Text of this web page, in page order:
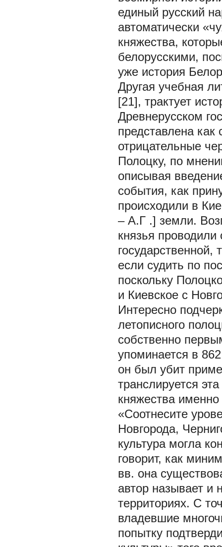
единый русский
автоматически
княжества,
белорусскими,
уже история
Другая учебная
[21], трактует
Древнерусском
представлена
отрицательные
Полоцку, по
описывая
события, как
происходили в
– А.Г .] земли.
князья проводили
если судить по
поскольку
и Киевское с
Интересно
летописного
собственно
упоминается в
он был убит
транслируется
княжества именно
«Соотнесите
Новгорода,
культура могла
говорит, как
вв. она
автор называет и
территориях. С
владевшие
попытку